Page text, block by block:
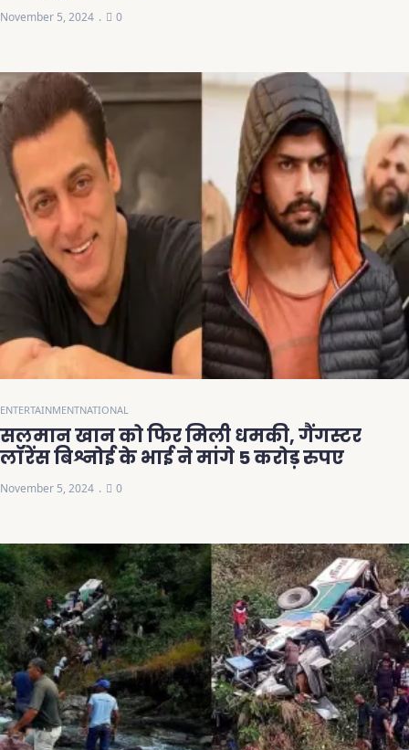
November 5, 2024 0
ENTERTAINMENTNATIONAL
सलमान खान को फिर मिली धमकी, गैंगस्टर
लॉरेंस बिश्नोई के भाई ने मांगे 5 करोड़ रुपए
November 5, 2024 0